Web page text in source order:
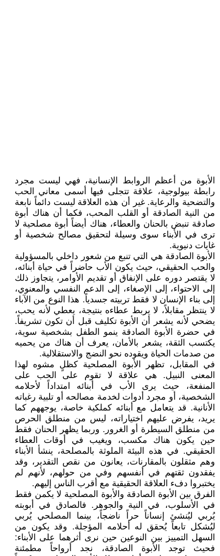
الأبوة من أعظم الروابط الإنسانية، فهي ليست مجرد
رابطة بيولوجية، علاقة تتجلى فيها أسمى معاني الحب
والتضحية والرعاية. غير أن هذه العلاقة ليست دائماً نابعة
من النية الصادقة أو القلب المحب، فكما أن هناك أبوة
صادقة تنبض بالحنان والعطاء، هناك أيضاً أبوة مصلحية لا
ترى في الأبناء سوى وسيلة لتحقيق مصالح شخصية أو
غايات دنيوية.
الأبوة الصادقة هي التي تنبع من شعور داخلي بالمسؤولية
والحب الحقيقي، حيث يكون الأب حاضراً في حياة أبنائه،
لا يقتصر دوره على الإنفاق أو تقديم الأوامر، يتجاوز ذلك
إلى الاحتواء، إلى الإصغاء، إلى الدعم النفسي والمعنوي،
إلى بناء الإنسان لا فقط تربيته جسدياً. هذا النوع من الآباء
لا ينتظر مقابلاً، لا يربط عطاءه بنتيجة، يعطي لأنه يحب،
يضحي لأنه يشعر أن الأبوة تكليف قبل أن تكون تشريفاً.
في حضرة الأبوة الصادقة ينمو الطفل بشخصية سوية،
يكتسب الثقة، يشعر بالأمان، يعرف أن هناك من يحميه
من صدمات الحياة ويقوده نحو النضج والاستقلالية.
في المقابل، تظهر الأبوة المصلحية كظلٍ مشوه لهذا
المعنى النبيل. هي علاقة لا تقوم على الحب على
المنفعة، حيث يرى الأب في أبنائه امتداداً لأحلامه
الشخصية، أو مجرد أدوات لخدمة مصالحه أو تلبية رغباته
الأنانية. قد يتعامل مع أبنائه كملكية خاصة، يوجههم كما
يريد، يفرض عليهم اختياراته، ليس من منطلق الحرص
من منطلق السيطرة أو الغرور. وربما يظهر الحنان فقط
حين يكون هناك مكسب، ويغيب في أوقات العطاء
الحقيقي. في هذه البيئة الملوثة بالمصلحة، ينشأ الأبناء
وهم مثقلون بالمقارنات، يعانون من نقص التقدير، وقد
يفقدون ثقتهم في أنفسهم وفي من حولهم، لأنهم لم
يختبروا دفء العلاقة الحقيقية مع أقرب الناس إليهم.
الفرق بين الأبوة الصادقة والأبوة المصلحية لا يكمن فقط
في الأسلوب، في النية والجوهر. فالصادق في أبوبته
يُربي ليُنشئ إنساناً حراً ناضجاً، بينما المصلحي يُربي
ليُشكل تابعاً يُحقق له أحلامه المؤجلة. وقد يكون من
السهل التمييز بين النوعين حين نرى أثرهما على الأبناء:
فحيث توجد الأبوة الصادقة، نجد أرواحاً مطمئنة